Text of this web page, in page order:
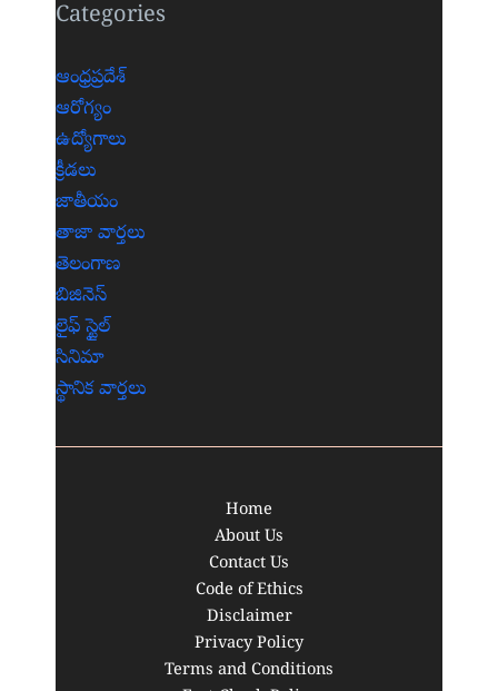
Categories
ఆంధ్రప్రదేశ్
ఆరోగ్యం
ఉద్యోగాలు
క్రీడలు
జాతీయం
తాజా వార్తలు
తెలంగాణ
బిజినెస్
లైఫ్ స్టైల్
సినిమా
స్థానిక వార్తలు
Home
About Us
Contact Us
Code of Ethics
Disclaimer
Privacy Policy
Terms and Conditions